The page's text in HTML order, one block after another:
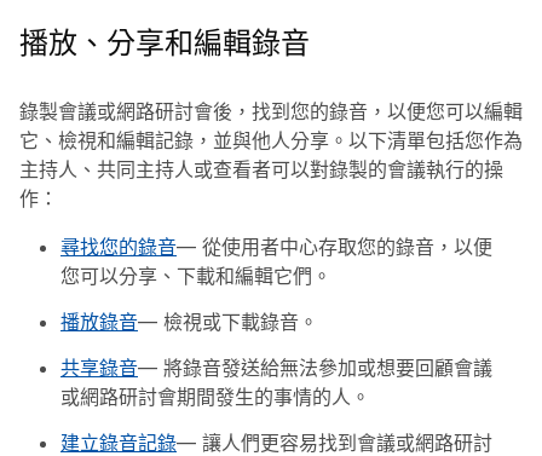
播放、分享和編輯錄音
錄製會議或網路研討會後，找到您的錄音，以便您可以編輯
它、檢視和編輯記錄，並與他人分享。以下清單包括您作為
主持人、共同主持人或查看者可以對錄製的會議執行的操
作：
尋找您的錄音— 從使用者中心存取您的錄音，以便
您可以分享、下載和編輯它們。
播放錄音— 檢視或下載錄音。
共享錄音— 將錄音發送給無法參加或想要回顧會議
或網路研討會期間發生的事情的人。
建立錄音記錄— 讓人們更容易找到會議或網路研討